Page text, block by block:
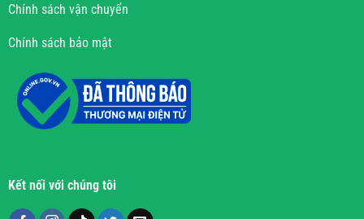
Chính sách vận chuyển
Chính sách bảo mật
Kết nối với chúng tôi